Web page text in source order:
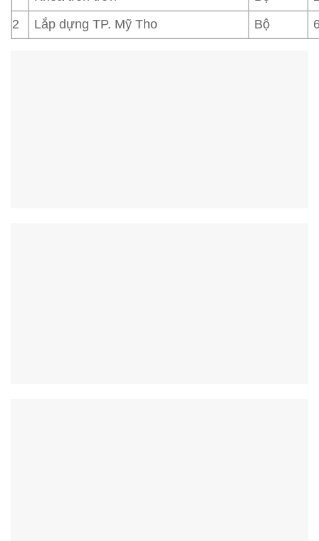
2
Lắp dựng TP. Mỹ Tho Bộ